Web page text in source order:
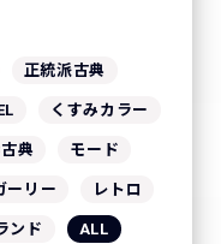
正統派古典
くすみカラー
典 モード
ーリー レトロ
ンド ALL